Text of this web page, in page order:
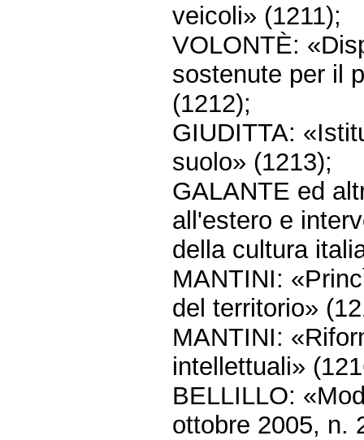
veicoli» (1211);
VOLONTÈ:
sostenute per il
(1212);
GIUDITTA:
suolo» (1213);
GALANTE ed
all'estero e
della cultura
MANTINI:
del territorio»
MANTINI:
intellettuali»
BELLILLO:
ottobre 2005, n.